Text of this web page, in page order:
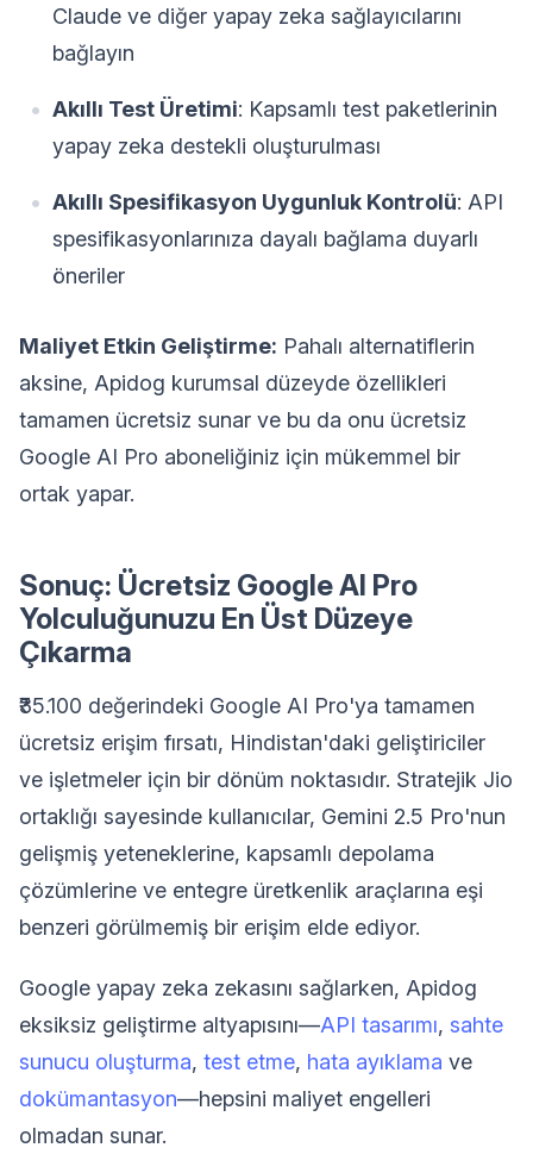
Claude ve diğer yapay zeka sağlayıcılarını
bağlayın
Akıllı Test Üretimi: Kapsamlı test paketlerinin
yapay zeka destekli oluşturulması
Akıllı Spesifikasyon Uygunluk Kontrolü: API
spesifikasyonlarınıza dayalı bağlama duyarlı
öneriler
Maliyet Etkin Geliştirme: Pahalı alternatiflerin
aksine, Apidog kurumsal düzeyde özellikleri
tamamen ücretsiz sunar ve bu da onu ücretsiz
Google AI Pro aboneliğiniz için mükemmel bir
ortak yapar.
Sonuç: Ücretsiz Google AI Pro
Yolculuğunuzu En Üst Düzeye
Çıkarma
₹35.100 değerindeki Google AI Pro'ya tamamen
ücretsiz erişim fırsatı, Hindistan'daki geliştiriciler
ve işletmeler için bir dönüm noktasıdır. Stratejik Jio
ortaklığı sayesinde kullanıcılar, Gemini 2.5 Pro'nun
gelişmiş yeteneklerine, kapsamlı depolama
çözümlerine ve entegre üretkenlik araçlarına eşi
benzeri görülmemiş bir erişim elde ediyor.
Google yapay zeka zekasını sağlarken, Apidog
eksiksiz geliştirme altyapısını—API tasarımı, sahte
sunucu oluşturma, test etme, hata ayıklama ve
dokümantasyon—hepsini maliyet engelleri
olmadan sunar.